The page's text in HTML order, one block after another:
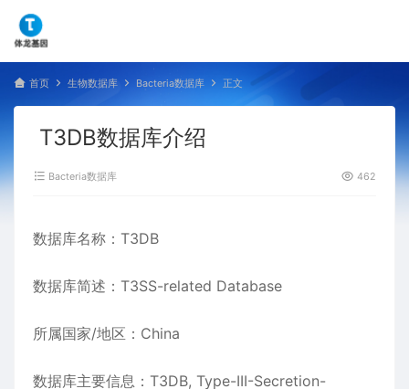
首页 生物数据库 Bacteria数据库 正文
T3DB数据库介绍
Bacteria数据库 462
数据库名称：T3DB
数据库简述：T3SS-related Database
所属国家/地区：China
数据库主要信息：T3DB, Type-III-Secretion-